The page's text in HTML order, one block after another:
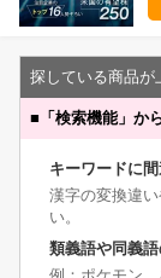
探している商品が
■ 「検索機能」か
キーワードに
漢字の変換違
い。
類義語や同義
例：ポケモン